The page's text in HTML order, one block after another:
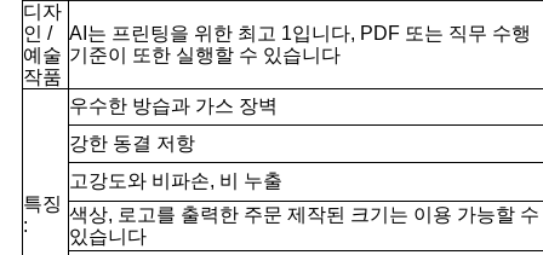
디자
인 /
예술
작품
AI는 프린팅을 위한 최고 1입니다, PDF 또는 직무 수행
기준이 또한 실행할 수 있습니다
특징
:
우수한 방습과 가스 장벽
강한 동결 저항
고강도와 비파손, 비 누출
색상, 로고를 출력한 주문 제작된 크기는 이용 가능할 수
있습니다